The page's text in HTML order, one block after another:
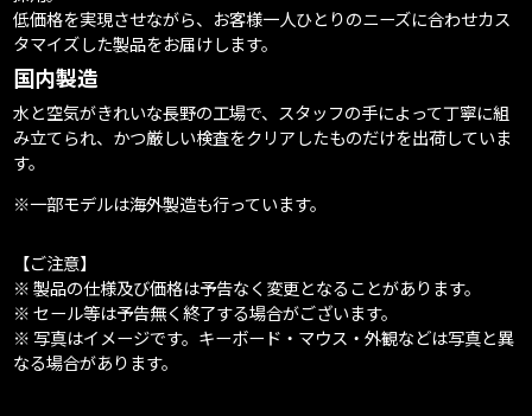
低価格を実現させながら、お客様一人ひとりのニーズに合わせカス
タマイズした製品をお届けします。
国内製造
水と空気がきれいな長野の工場で、スタッフの手によって丁寧に組
み立てられ、かつ厳しい検査をクリアしたものだけを出荷していま
す。
※一部モデルは海外製造も行っています。
【ご注意】
※ 製品の仕様及び価格は予告なく変更となることがあります。
※ セール等は予告無く終了する場合がございます。
※ 写真はイメージです。キーボード・マウス・外観などは写真と異
なる場合があります。